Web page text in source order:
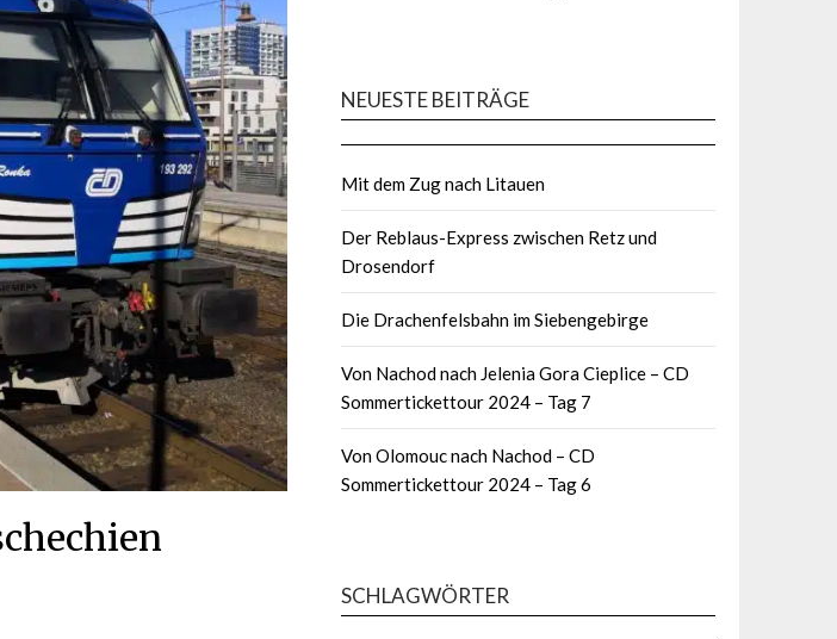
NEUESTE BEITRÄGE
Mit dem Zug nach Litauen
Der Reblaus-Express zwischen Retz und
Drosendorf
Die Drachenfelsbahn im Siebengebirge
Von Nachod nach Jelenia Gora Cieplice – CD
Sommertickettour 2024 – Tag 7
Von Olomouc nach Nachod – CD
Sommertickettour 2024 – Tag 6
SCHLAGWÖRTER